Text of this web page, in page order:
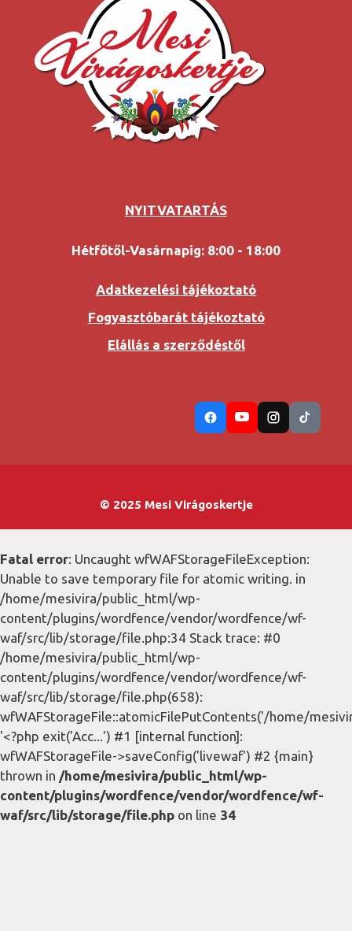
NYITVATARTÁS
Hétfőtől-Vasárnapig: 8:00 - 18:00
Adatkezelési tájékoztató
Fogyasztóbarát tájékoztató
Elállás a szerződéstől
© 2025 Mesi Virágoskertje
Fatal error: Uncaught wfWAFStorageFileException:
Unable to save temporary file for atomic writing. in
/home/mesivira/public_html/wp-
content/plugins/wordfence/vendor/wordfence/wf-
waf/src/lib/storage/file.php:34 Stack trace: #0
/home/mesivira/public_html/wp-
content/plugins/wordfence/vendor/wordfence/wf-
waf/src/lib/storage/file.php(658):
wfWAFStorageFile::atomicFilePutContents('/home/
'<?php exit('Acc...') #1 [internal function]:
wfWAFStorageFile->saveConfig('livewaf') #2 {main}
thrown in /home/mesivira/public_html/wp-
content/plugins/wordfence/vendor/wordfence/wf-
waf/src/lib/storage/file.php on line 34